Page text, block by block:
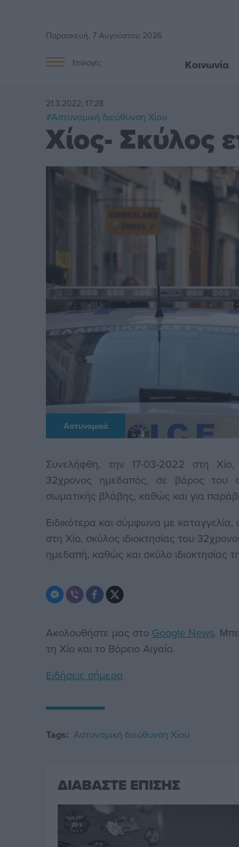
Παρασκευή, 7 Αυγούστου 2026
Επιλογές Κοινωνία
21.3.2022, 17:28
#Αστυνομική διεύθυνση Χίου
Χίος- Σκύλος
Αστυνομικά
Συνελήφθη, την 17-03-2022 στη
32χρονος ημεδαπός, σε βάρος του
σωματικής βλάβης, καθώς και για
Ειδικότερα και σύμφωνα με
στη Χίο, σκύλος ιδιοκτησίας του
ημεδαπή, καθώς και σκύλο ιδιοκτησίας
Ακολουθήστε μας στο Google News.
τη Χίο και το Βόρειο Αιγαίο.
Ειδήσεις σήμερα
Tags: Αστυνομική διεύθυνση Χίου
ΔΙΑΒΑΣΤΕ ΕΠΙΣΗΣ